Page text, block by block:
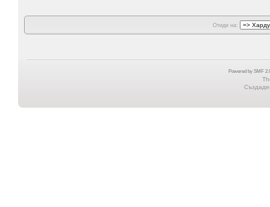
Отиди на:
Powered by SMF